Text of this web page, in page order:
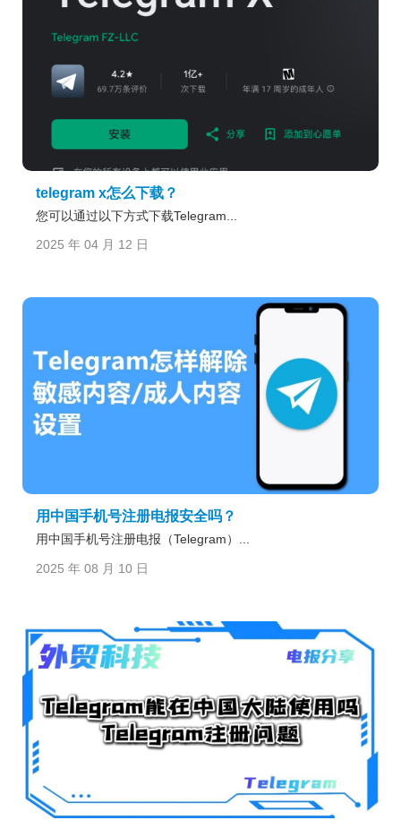
telegram x怎么下载？
​您可以通过以下方式下载Telegram...
2025 年 04 月 12 日
用中国手机号注册电报安全吗？
用中国手机号注册电报（Telegram）...
2025 年 08 月 10 日